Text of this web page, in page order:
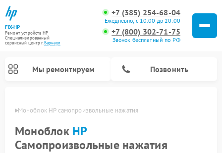
FIX-HP
Ремонт устройств HP
Специализированный
cервисный центр г.Барнаул
+7 (385) 254-68-04
Ежедневно, с 10:00 до 20:00
+7 (800) 302-71-75
Звонок бесплатный по РФ
Мы ремонтируем Позвонить
Моноблок HP самопроизвольные нажатия
Моноблок HP
Самопроизвольные нажатия